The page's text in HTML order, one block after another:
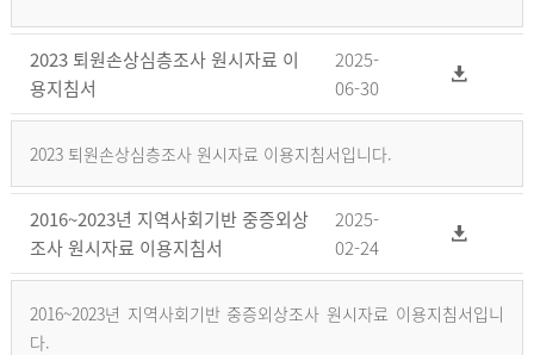
2023 퇴원손상심층조사 원시자료 이
용지침서
2025-
06-30
2023 퇴원손상심층조사 원시자료 이용지침서입니다.
2016~2023년 지역사회기반 중증외상
조사 원시자료 이용지침서
2025-
02-24
2016~2023년 지역사회기반 중증외상조사 원시자료 이용지침서입니
다.